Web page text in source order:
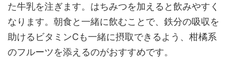
た牛乳を注ぎます。はちみつを加えると飲みやすく
なります。朝食と一緒に飲むことで、鉄分の吸収を
助けるビタミンCも一緒に摂取できるよう、柑橘系
のフルーツを添えるのがおすすめです。